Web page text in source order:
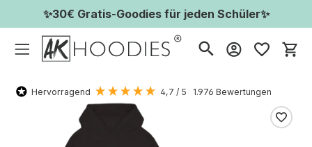
✨30€ Gratis-Goodies für jeden Schüler✨
Hervorragend 4,7 / 5 1.976 Bewertungen